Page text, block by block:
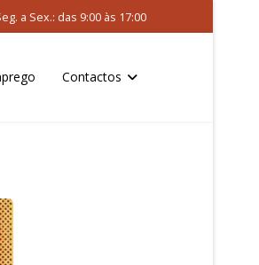
a Sex.: das 9:00 às 17:00
Contactos